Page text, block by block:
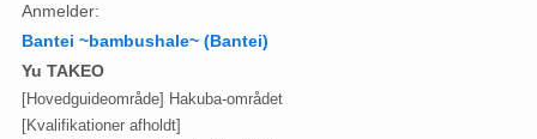
Anmelder:
Bantei ~bambushale~ (Bantei)
Yu TAKEO
[Hovedguideområde] Hakuba-området
[Kvalifikationer afholdt]